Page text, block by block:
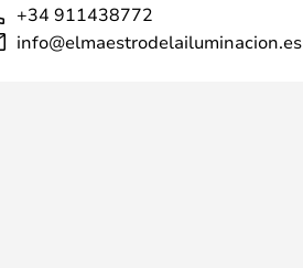
+34 911438772
info@elmaestrodelailuminacion.es